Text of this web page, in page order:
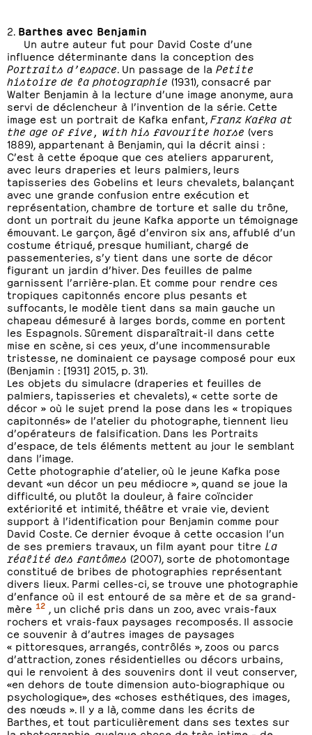
2. Barthes avec Benjamin
Un autre auteur fut pour David Coste d’une
influence déterminante dans la conception des
Portraits d’espace . Un passage de la Petite
histoire de la photographie (1931), consacré par
Walter Benjamin à la lecture d’une image anonyme, aura
servi de déclencheur à l’invention de la série. Cette
image est un portrait de Kafka enfant, Franz Kafka at
the age of five, with his favourite horse (vers
1889), appartenant à Benjamin, qui la décrit ainsi :
C’est à cette époque que ces ateliers apparurent,
avec leurs draperies et leurs palmiers, leurs
tapisseries des Gobelins et leurs chevalets, balançant
avec une grande confusion entre exécution et
représentation, chambre de torture et salle du trône,
dont un portrait du jeune Kafka apporte un témoignage
émouvant. Le garçon, âgé d’environ six ans, affublé d’un
costume étriqué, presque humiliant, chargé de
passementeries, s’y tient dans une sorte de décor
figurant un jardin d’hiver. Des feuilles de palme
garnissent l’arrière-plan. Et comme pour rendre ces
tropiques capitonnés encore plus pesants et
suffocants, le modèle tient dans sa main gauche un
chapeau démesuré à larges bords, comme en portent
les Espagnols. Sûrement disparaîtrait-il dans cette
mise en scène, si ces yeux, d’une incommensurable
tristesse, ne dominaient ce paysage composé pour eux
(Benjamin : [1931] 2015, p. 31).
Les objets du simulacre (draperies et feuilles de
palmiers, tapisseries et chevalets), « cette sorte de
décor » où le sujet prend la pose dans les « tropiques
capitonnés» de l’atelier du photographe, tiennent lieu
d’opérateurs de falsification. Dans les Portraits
d’espace, de tels éléments mettent au jour le semblant
dans l’image.
Cette photographie d’atelier, où le jeune Kafka pose
devant «un décor un peu médiocre », quand se joue la
difficulté, ou plutôt la douleur, à faire coïncider
extériorité et intimité, théâtre et vraie vie, devient
support à l’identification pour Benjamin comme pour
David Coste. Ce dernier évoque à cette occasion l’un
de ses premiers travaux, un film ayant pour titre La
réalité des fantômes (2007), sorte de photomontage
constitué de bribes de photographies représentant
divers lieux. Parmi celles-ci, se trouve une photographie
d’enfance où il est entouré de sa mère et de sa grand-
mère 12
, un cliché pris dans un zoo, avec vrais-faux
rochers et vrais-faux paysages recomposés. Il associe
ce souvenir à d’autres images de paysages
« pittoresques, arrangés, contrôlés », zoos ou parcs
d’attraction, zones résidentielles ou décors urbains,
qui le renvoient à des souvenirs dont il veut conserver,
«en dehors de toute dimension auto-biographique ou
psychologique», des «choses esthétiques, des images,
des nœuds ». Il y a là, comme dans les écrits de
Barthes, et tout particulièrement dans ses textes sur